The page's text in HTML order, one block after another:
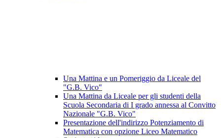
Una Mattina e un Pomeriggio da Liceale del
"G.B. Vico"
Una Mattina da Liceale per gli studenti della
Scuola Secondaria di I grado annessa al Convitto
Nazionale "G.B. Vico"
Presentazione dell'indirizzo Potenziamento di
Matematica con opzione Liceo Matematico